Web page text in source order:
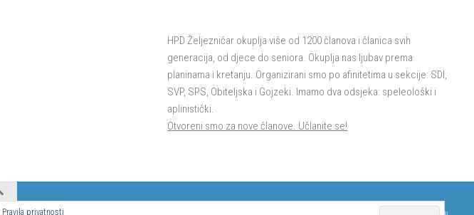
HPD Željezničar okuplja više od 1200 članova i članica svih
generacija, od djece do seniora. Okuplja nas ljubav prema
planinama i kretanju. Organizirani smo po afinitetima u sekcije: SDI,
SVP, SPS, Obiteljska i Gojzeki. Imamo dva odsjeka: speleološki i
aplinistički.
Otvoreni smo za nove članove. Učlanite se!
Pravila privatnosti